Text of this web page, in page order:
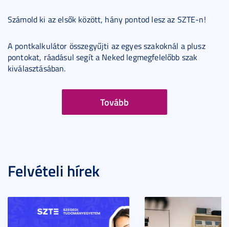
Számold ki az elsők között, hány pontod lesz az SZTE-n!
A pontkalkulátor összegyűjti az egyes szakoknál a plusz
pontokat, ráadásul segít a Neked legmegfelelőbb szak
kiválasztásában.
Tovább
Felvételi hírek